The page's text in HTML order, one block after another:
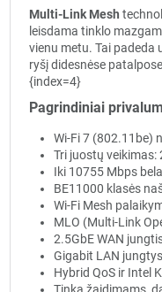
Multi-Link Mesh
leisdama tinklo
vienu metu. Tai padeda
ryšį didesnėse
{index=4}
Pagrindiniai
Wi-Fi 7 (802.11be)
Tri juostų veikimas:
Iki 10755 Mbps
BE11000 klasės
Wi-Fi Mesh
MLO (Multi-Link
2.5GbE WAN
Gigabit LAN
Hybrid QoS ir Intel